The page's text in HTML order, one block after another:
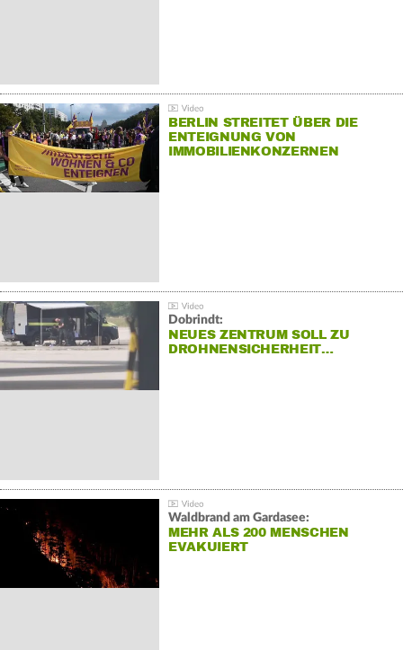
BERLIN STREITET ÜBER DIE
ENTEIGNUNG VON
IMMOBILIENKONZERNEN
Dobrindt:
NEUES ZENTRUM SOLL ZU
DROHNENSICHERHEIT…
Waldbrand am Gardasee:
MEHR ALS 200 MENSCHEN
EVAKUIERT